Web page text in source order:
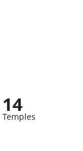
14
Temples